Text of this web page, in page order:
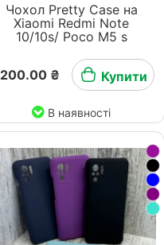
Чохол Pretty Case на
Xiaomi Redmi Note
10/10s/ Poco M5 s
200.00 ₴ Купити
В наявності